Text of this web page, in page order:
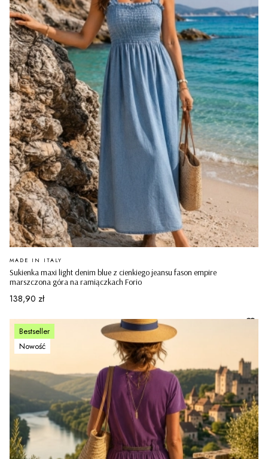
Sukienka maxi light denim blue z cienkiego jeansu fason empire
marszczona góra na ramiączkach Forio
PRODUCENT
MADE IN ITALY
Cena
138,90 zł
Bestseller
Nowość